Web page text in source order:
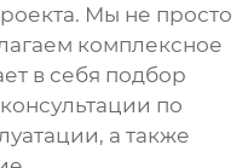
Мы не просто
комплексное
в себя подбор
по
а также